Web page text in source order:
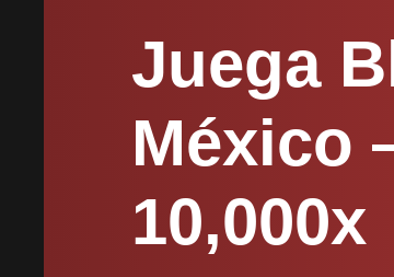
Juega
México
10,000x